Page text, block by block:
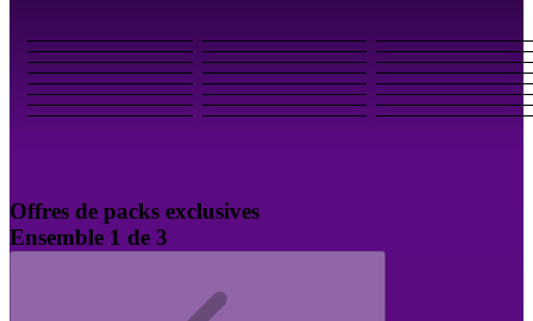
Offres de packs exclusives
Ensemble 1 de 3